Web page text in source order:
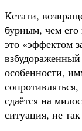
Кстати,
бурным, чем
это «эффектом
особенности,
сдаётся на
ситуация, не